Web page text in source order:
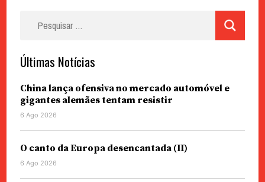
Últimas Notícias
China lança ofensiva no mercado automóvel e
gigantes alemães tentam resistir
6 Ago 2026
O canto da Europa desencantada (II)
6 Ago 2026